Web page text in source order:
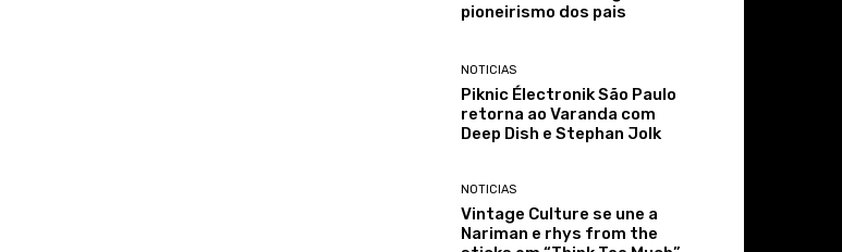
pioneirismo dos pais
NOTICIAS
Piknic Électronik São Paulo
retorna ao Varanda com
Deep Dish e Stephan Jolk
NOTICIAS
Vintage Culture se une a
Nariman e rhys from the